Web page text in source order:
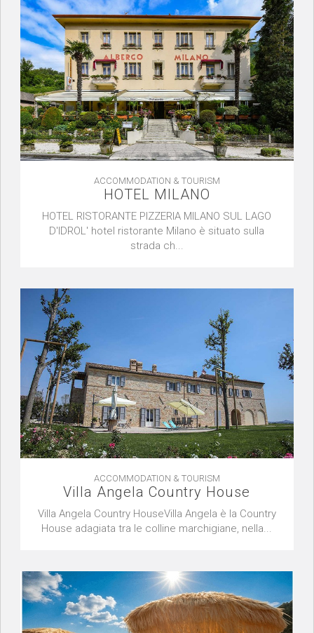
ACCOMMODATION & TOURISM
HOTEL MILANO
HOTEL RISTORANTE PIZZERIA MILANO SUL LAGO
D'IDROL' hotel ristorante Milano è situato sulla
strada ch...
ACCOMMODATION & TOURISM
Villa Angela Country House
Villa Angela Country HouseVilla Angela è la Country
House adagiata tra le colline marchigiane, nella...